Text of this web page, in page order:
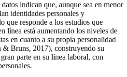
indican que, aunque sea en menor
identidades personales y
que responde a los estudios que
línea está aumentando los niveles de
en cuanto a su propia personalidad
Bruns, 2017), construyendo su
parte en su línea laboral, con